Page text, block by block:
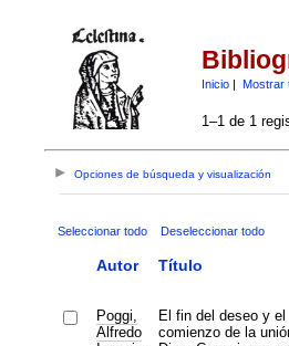
Inicio| Mostrar
1–1 de 1
Opciones de búsqueda y visualización
Seleccionar todo Deseleccionar todo
Autor Título
Poggi,
Alfredo
El fin del deseo y el
comienzo de la